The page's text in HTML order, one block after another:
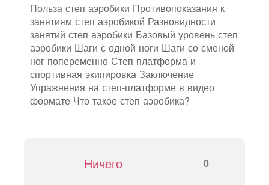
Польза степ аэробики Противопоказания к
занятиям степ аэробикой Разновидности
занятий степ аэробики Базовый уровень степ
аэробики Шаги с одной ноги Шаги со сменой
ног попеременно Степ платформа и
спортивная экипировка Заключение
Упражнения на степ-платформе в видео
формате Что такое степ аэробика?
Ничего 0